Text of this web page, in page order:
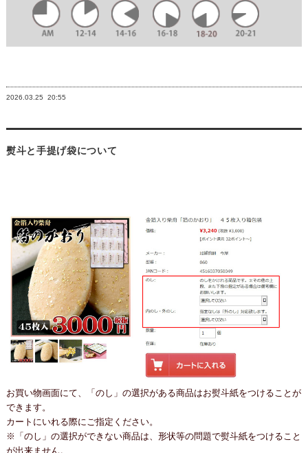
2026.03.25 20:55
熨斗と手提げ袋について
お買い物画面にて、「のし」の選択がある商品はお熨斗紙をつけることが
できます。
カートにいれる際にご指定ください。
※「のし」の選択ができない商品は、形状等の問題で熨斗紙をつけること
が出来ません。